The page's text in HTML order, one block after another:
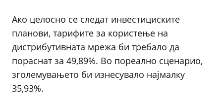
Ако целосно се следат инвестициските
планови, тарифите за користење на
дистрибутивната мрежа би требало да
пораснат за 49,89%. Во пореално сценарио,
зголемувањето би изнесувало најмалку
35,93%.